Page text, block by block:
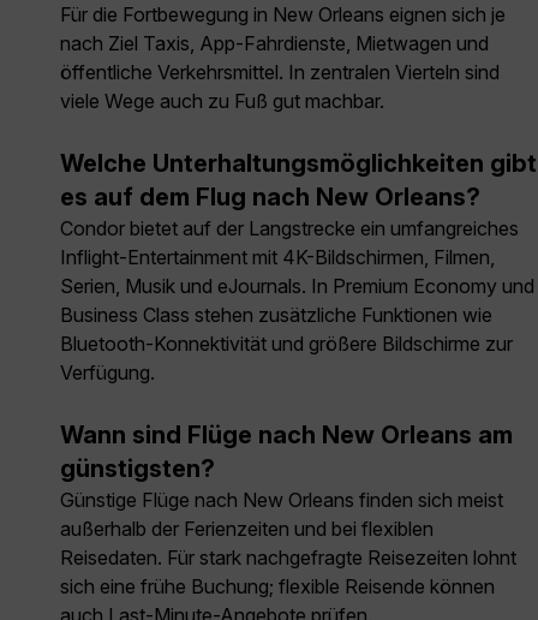
Für die Fortbewegung in New Orleans eignen sich je
nach Ziel Taxis, App-Fahrdienste, Mietwagen und
öffentliche Verkehrsmittel. In zentralen Vierteln sind
viele Wege auch zu Fuß gut machbar.
Welche Unterhaltungsmöglichkeiten gibt
es auf dem Flug nach New Orleans?
Condor bietet auf der Langstrecke ein umfangreiches
Inflight-Entertainment mit 4K-Bildschirmen, Filmen,
Serien, Musik und eJournals. In Premium Economy und
Business Class stehen zusätzliche Funktionen wie
Bluetooth-Konnektivität und größere Bildschirme zur
Verfügung.
Wann sind Flüge nach New Orleans am
günstigsten?
Günstige Flüge nach New Orleans finden sich meist
außerhalb der Ferienzeiten und bei flexiblen
Reisedaten. Für stark nachgefragte Reisezeiten lohnt
sich eine frühe Buchung; flexible Reisende können